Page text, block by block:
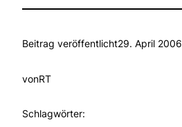
Beitrag veröffentlicht29. April 2006
vonRT
Schlagwörter: